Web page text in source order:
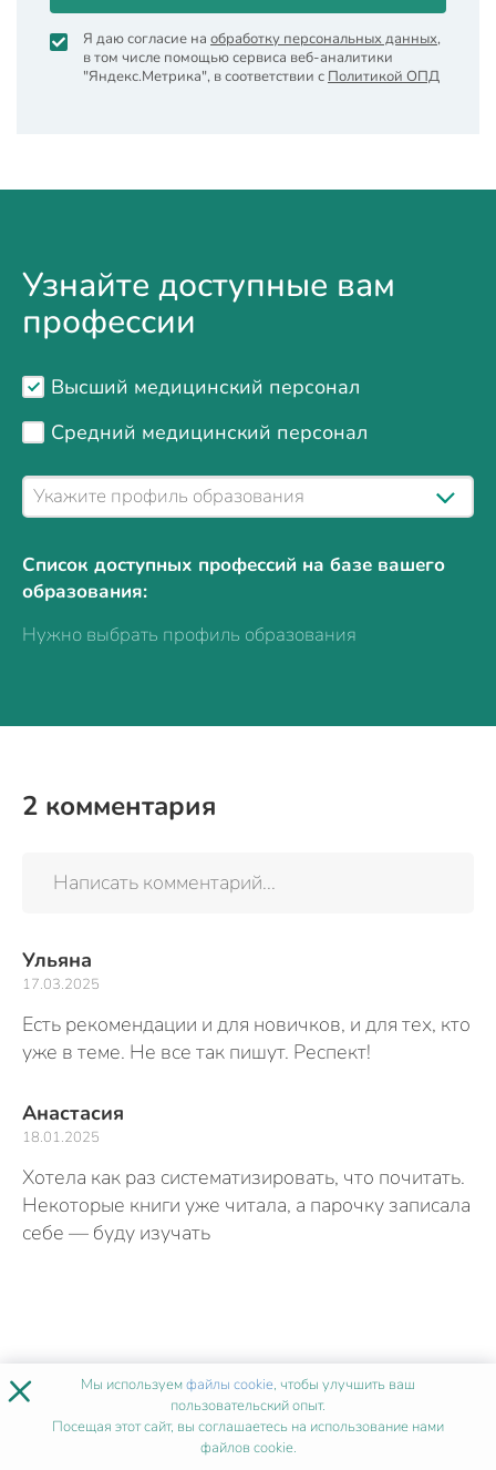
Я даю согласие на обработку персональных данных,
в том числе помощью сервиса веб-аналитики
"Яндекс.Метрика", в соответствии с Политикой ОПД
Узнайте доступные вам
профессии
Высший медицинский персонал
Средний медицинский персонал
Список доступных профессий на базе вашего
образования:
Нужно выбрать профиль образования
2 комментария
Написать комментарий...
Ульяна
17.03.2025
Есть рекомендации и для новичков, и для тех, кто
уже в теме. Не все так пишут. Респект!
Анастасия
18.01.2025
Хотела как раз систематизировать, что почитать.
Некоторые книги уже читала, а парочку записала
себе — буду изучать
× Мы используемфайлы cookie, чтобы улучшить ваш
пользовательский опыт.
Посещая этот сайт, вы соглашаетесь на использование нами
файлов cookie.